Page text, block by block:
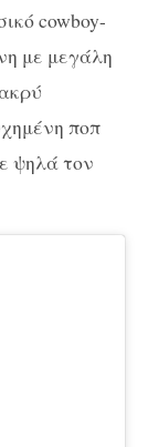
cowboy-
με μεγάλη
ποπ
ψηλά τον